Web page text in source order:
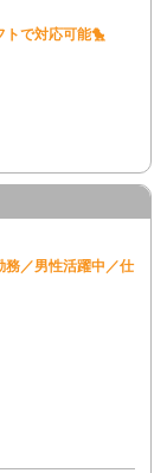
トで対応可能🐤
務／男性活躍中／仕